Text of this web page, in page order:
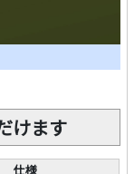
けます
仕様